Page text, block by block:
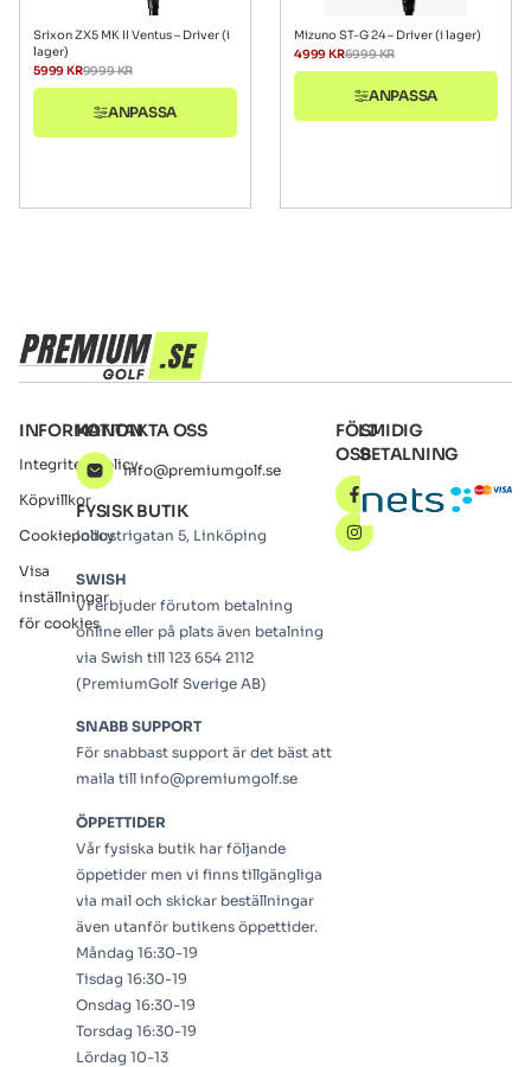
Srixon ZX5 MK II Ventus – Driver (i
lager)
9999KR
5999KR
ANPASSA
Mizuno ST-G 24 – Driver (i lager)
6999KR
4999KR
ANPASSA
INFORMATION
Integritetspolicy
Köpvillkor
Cookiepolicy
Visa
inställningar
för cookies
KONTAKTA OSS
info@premiumgolf.se
FYSISK BUTIK
Industrigatan 5, Linköping
SWISH
Vi erbjuder förutom betalning
online eller på plats även betalning
via Swish till 123 654 2112
(PremiumGolf Sverige AB)
SNABB SUPPORT
För snabbast support är det bäst att
maila till info@premiumgolf.se
ÖPPETTIDER
Vår fysiska butik har följande
öppetider men vi finns tillgängliga
via mail och skickar beställningar
även utanför butikens öppettider.
Måndag 16:30-19
Tisdag 16:30-19
Onsdag 16:30-19
Torsdag 16:30-19
Lördag 10-13
FÖLJ
OSS
SMIDIG
BETALNING